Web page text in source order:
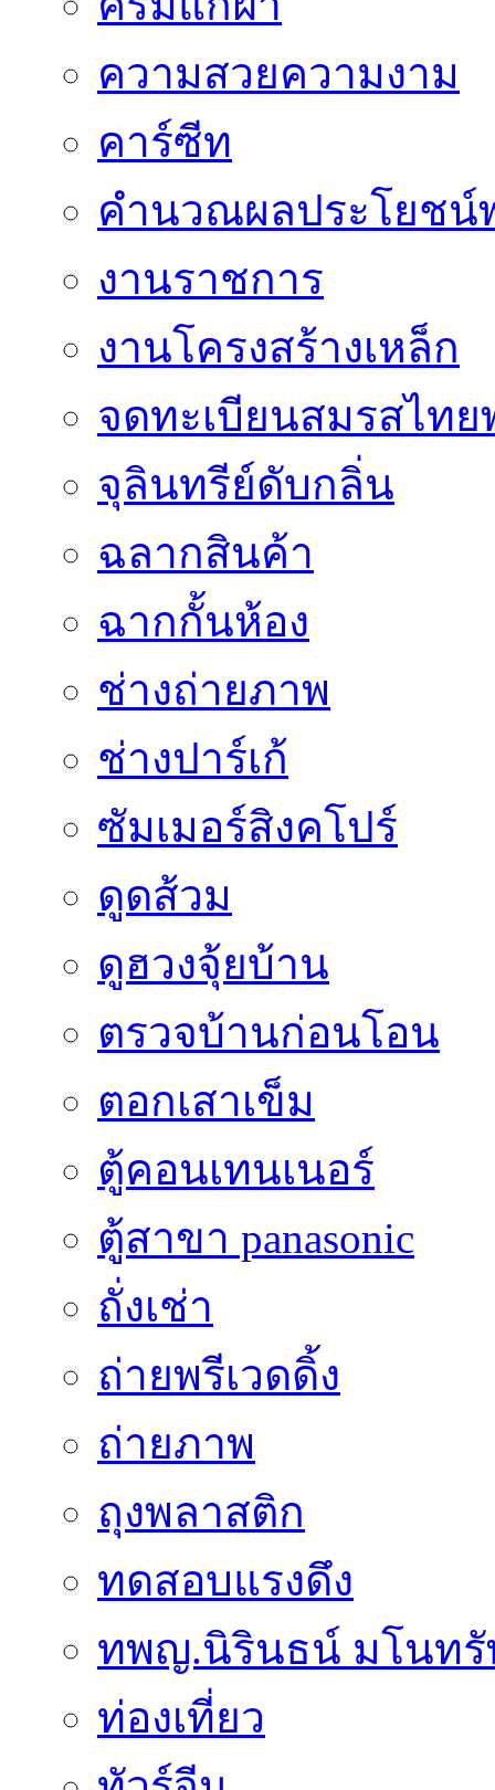
ความสวยความงาม
คาร์ซีท
คำนวณผลประโยชน์
งานราชการ
งานโครงสร้างเหล็ก
จดทะเบียนสมรสไท
จุลินทรีย์ดับกลิ่น
ฉลากสินค้า
ฉากกั้นห้อง
ช่างถ่ายภาพ
ช่างปาร์เก้
ซัมเมอร์สิงคโปร์
ดูดส้วม
ดูฮวงจุ้ยบ้าน
ตรวจบ้านก่อนโอน
ตอกเสาเข็ม
ตู้คอนเทนเนอร์
ตู้สาขา panasonic
ถั่งเช่า
ถ่ายพรีเวดดิ้ง
ถ่ายภาพ
ถุงพลาสติก
ทดสอบแรงดึง
ทพญ.นิรินธน์ มโนท
ท่องเที่ยว